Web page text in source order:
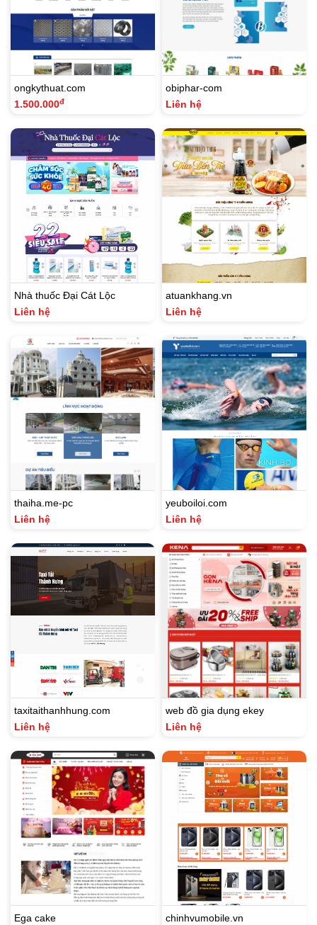
ongkythuat.com
1.500.000đ
obiphar-com
Liên hệ
Nhà thuốc Đại Cát Lộc
Liên hệ
atuankhang.vn
Liên hệ
thaiha.me-pc
Liên hệ
yeuboiloi.com
Liên hệ
taxitaithanhhung.com
Liên hệ
web đồ gia dụng ekey
Liên hệ
Ega cake
chinhvumobile.vn